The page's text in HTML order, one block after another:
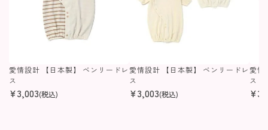
愛情設計 【日本製】 ベンリードレ
ス
¥3,003(税込)
愛情設計 【日本製】 ベンリードレ
ス
¥3,003(税込)
愛情
ス
¥